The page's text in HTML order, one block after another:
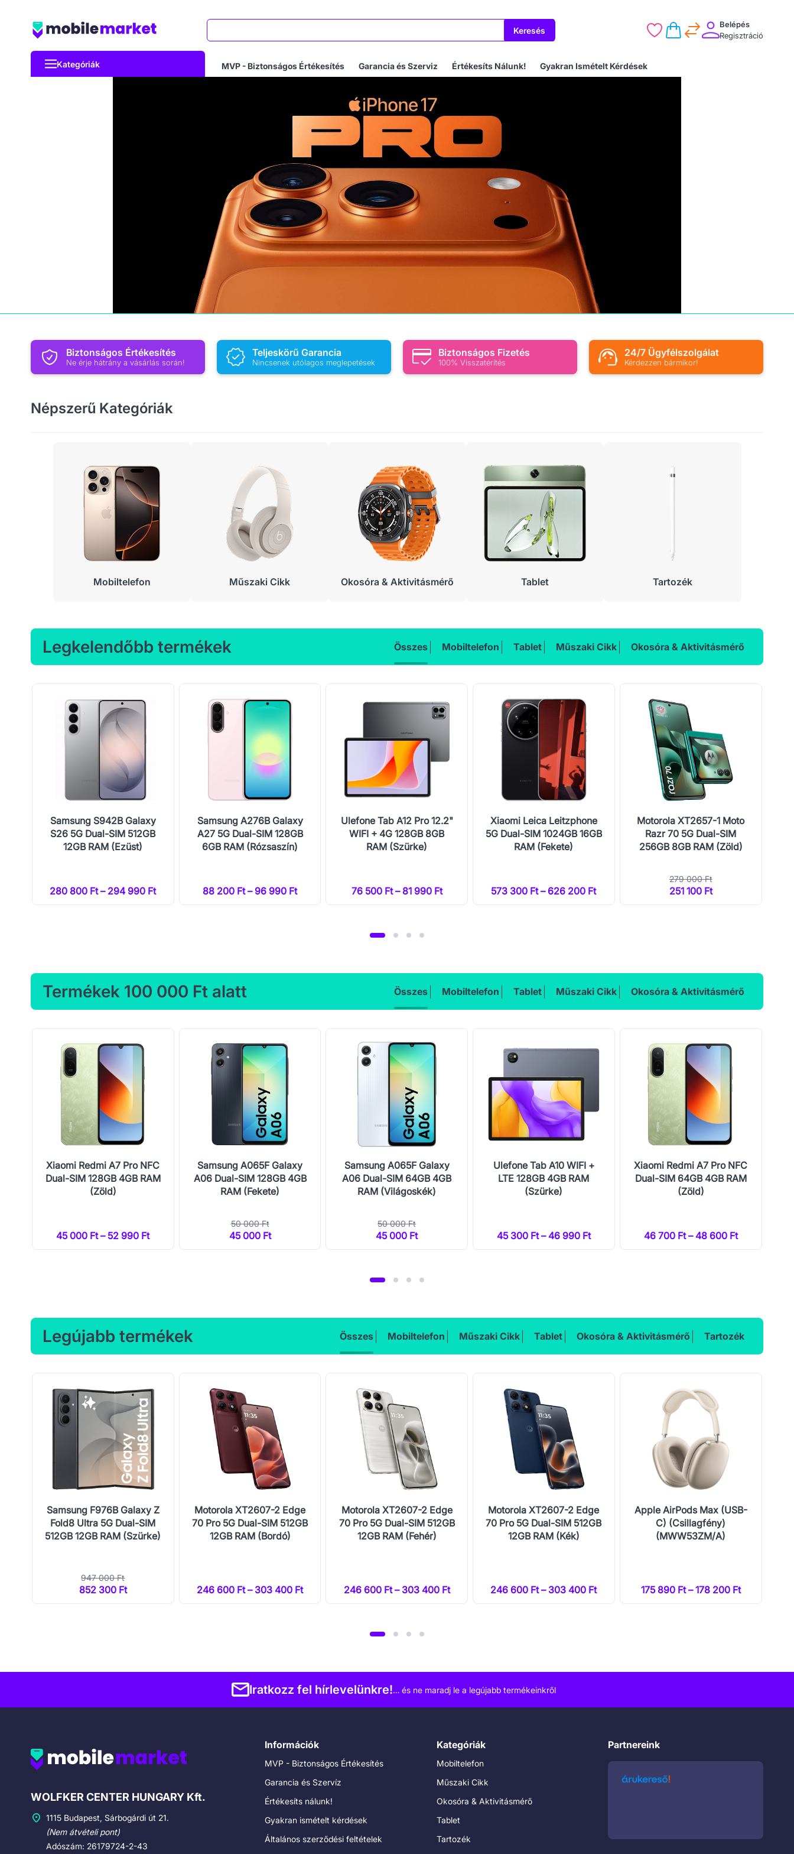
Keresés
Belépés
Regisztráció
Kategóriák MVP - Biztonságos Értékesítés Garancia és Szerviz Értékesíts Nálunk! Gyakran Ismételt Kérdések
Biztonságos Értékesítés
Ne érje hátrány a vásárlás során!
Teljeskörű Garancia
Nincsenek utólagos meglepetések
Biztonságos Fizetés
100% Visszatérítés
24/7 Ügyfélszolgálat
Kérdezzen bármikor!
Népszerű Kategóriák
Mobiltelefon Műszaki Cikk Okosóra & Aktivitásmérő Tablet Tartozék
Legkelendőbb termékek Összes Mobiltelefon Tablet Műszaki Cikk Okosóra & Aktivitásmérő
Samsung S942B Galaxy
S26 5G Dual-SIM 512GB
12GB RAM (Ezüst)
280 800 Ft – 294 990 Ft
Samsung A276B Galaxy
A27 5G Dual-SIM 128GB
6GB RAM (Rózsaszín)
88 200 Ft – 96 990 Ft
Ulefone Tab A12 Pro 12.2"
WIFI + 4G 128GB 8GB
RAM (Szürke)
76 500 Ft – 81 990 Ft
Xiaomi Leica Leitzphone
5G Dual-SIM 1024GB 16GB
RAM (Fekete)
573 300 Ft – 626 200 Ft
Motorola XT2657-1 Moto
Razr 70 5G Dual-SIM
256GB 8GB RAM (Zöld)
279 000 Ft
251 100 Ft
Termékek 100 000 Ft alatt Összes Mobiltelefon Tablet Műszaki Cikk Okosóra & Aktivitásmérő
Xiaomi Redmi A7 Pro NFC
Dual-SIM 128GB 4GB RAM
(Zöld)
45 000 Ft – 52 990 Ft
Samsung A065F Galaxy
A06 Dual-SIM 128GB 4GB
RAM (Fekete)
50 000 Ft
45 000 Ft
Samsung A065F Galaxy
A06 Dual-SIM 64GB 4GB
RAM (Világoskék)
50 000 Ft
45 000 Ft
Ulefone Tab A10 WIFI +
LTE 128GB 4GB RAM
(Szürke)
45 300 Ft – 46 990 Ft
Xiaomi Redmi A7 Pro NFC
Dual-SIM 64GB 4GB RAM
(Zöld)
46 700 Ft – 48 600 Ft
Legújabb termékek Összes Mobiltelefon Műszaki Cikk Tablet Okosóra & Aktivitásmérő Tartozék
Samsung F976B Galaxy Z
Fold8 Ultra 5G Dual-SIM
512GB 12GB RAM (Szürke)
947 000 Ft
852 300 Ft
Motorola XT2607-2 Edge
70 Pro 5G Dual-SIM 512GB
12GB RAM (Bordó)
246 600 Ft – 303 400 Ft
Motorola XT2607-2 Edge
70 Pro 5G Dual-SIM 512GB
12GB RAM (Fehér)
246 600 Ft – 303 400 Ft
Motorola XT2607-2 Edge
70 Pro 5G Dual-SIM 512GB
12GB RAM (Kék)
246 600 Ft – 303 400 Ft
Apple AirPods Max (USB-
C) (Csillagfény)
(MWW53ZM/A)
175 890 Ft – 178 200 Ft
Iratkozz fel hírlevelünkre!… és ne maradj le a legújabb termékeinkről
Cégadatok
WOLFKER CENTER HUNGARY Kft.
1115 Budapest, Sárbogárdi út 21.
(Nem átvételi pont)
Adószám: 26179724-2-43
Információk
MVP - Biztonságos Értékesítés
Garancia és Szervíz
Értékesíts nálunk!
Gyakran ismételt kérdések
Általános szerződési feltételek
Kategóriák
Mobiltelefon
Műszaki Cikk
Okosóra & Aktivitásmérő
Tablet
Tartozék
Partnereink